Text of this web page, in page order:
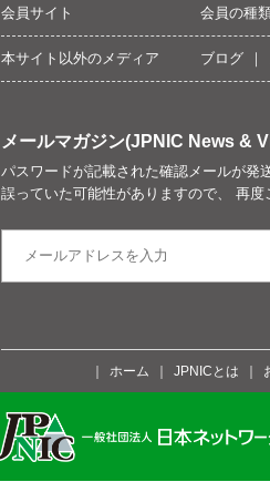
会員サイト 会員の種
本サイト以外のメディア ブログ
メールマガジン(JPNIC News &
パスワードが記載された確認メールが発
誤っていた可能性がありますので、 再度
ホーム JPNICとは